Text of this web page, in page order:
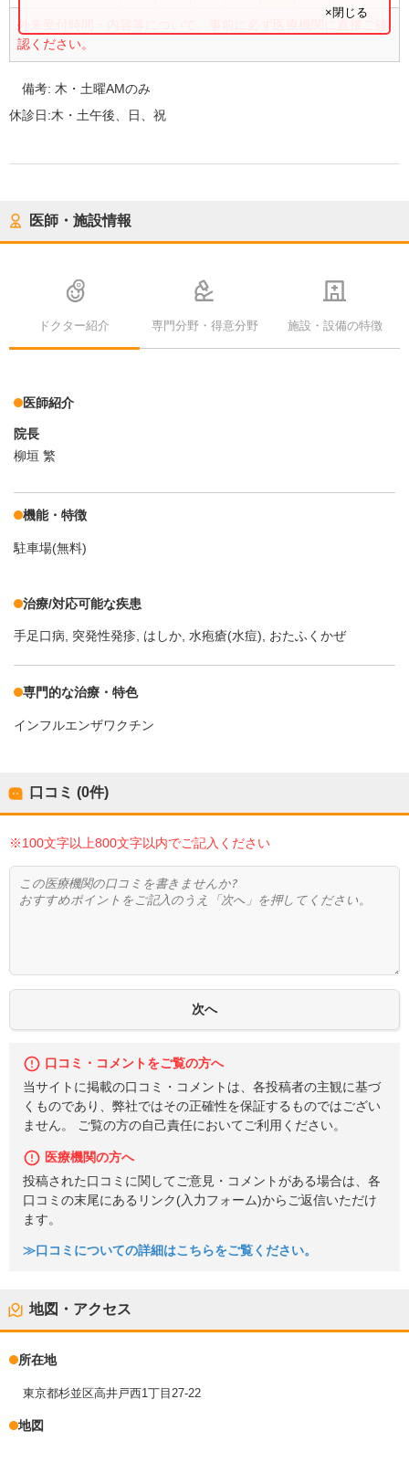
外来受付時間・内容等について、事前に必ず医療機関に直接ご確
認ください。
×閉じる
備考: 木・土曜AMのみ
休診日:木・土午後、日、祝
医師・施設情報
ドクター紹介 専門分野・得意分野 施設・設備の特徴
医師紹介
院長
柳垣 繁
機能・特徴
駐車場(無料)
治療/対応可能な疾患
手足口病 突発性発疹 はしか 水疱瘡(水痘) おたふくかぜ
専門的な治療・特色
インフルエンザワクチン
口コミ (0件)
※100文字以上800文字以内でご記入ください
口コミ・コメントをご覧の方へ
当サイトに掲載の口コミ・コメントは、各投稿者の主観に基づ
くものであり、弊社ではその正確性を保証するものではござい
ません。 ご覧の方の自己責任においてご利用ください。
医療機関の方へ
投稿された口コミに関してご意見・コメントがある場合は、各
口コミの末尾にあるリンク(入力フォーム)からご返信いただけ
ます。
≫口コミについての詳細はこちらをご覧ください。
地図・アクセス
所在地
東京都杉並区高井戸西1丁目27-22
地図